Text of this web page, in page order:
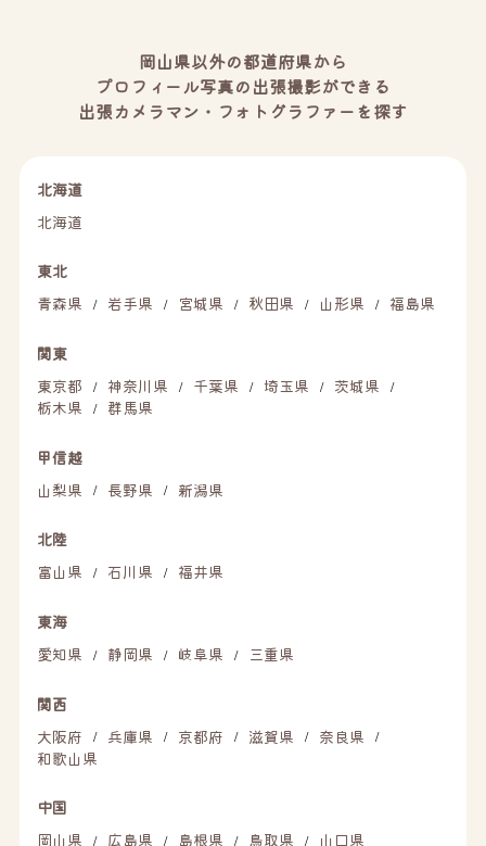
岡山県以外の都道府県から
プロフィール写真の出張撮影ができる
出張カメラマン・フォトグラファーを探す
北海道
北海道
東北
青森県
/ 岩手県 / 宮城県 / 秋田県 / 山形県 / 福島県
関東
東京都
/ 神奈川県 / 千葉県 / 埼玉県 / 茨城県 /
栃木県 / 群馬県
甲信越
山梨県
/ 長野県 / 新潟県
北陸
富山県
/ 石川県 / 福井県
東海
愛知県
/ 静岡県 / 岐阜県 / 三重県
関西
大阪府
/ 兵庫県 / 京都府 / 滋賀県 / 奈良県 /
和歌山県
中国
岡山県
/ 広島県 / 島根県 / 鳥取県 / 山口県